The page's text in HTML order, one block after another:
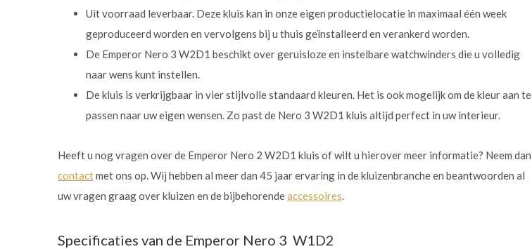
Uit voorraad leverbaar. Deze kluis kan in onze eigen productielocatie in maximaal één week
geproduceerd worden en vervolgens bij u thuis geïnstalleerd en verankerd worden.
De Emperor Nero 3 W2D1 beschikt over geruisloze en instelbare watchwinders die u volledig
naar wens kunt instellen.
De kluis is verkrijgbaar in vier stijlvolle standaard kleuren. Het is ook mogelijk om de kleur aan te
passen naar uw eigen wensen. Zo past de Nero 3 W2D1 kluis altijd perfect in uw interieur.
Heeft u nog vragen over de Emperor Nero 2 W2D1 kluis of wilt u hierover meer informatie? Neem dan
contactmet ons op. Wij hebben al meer dan 45 jaar ervaring in de kluizenbranche en beantwoorden al
uw vragen graag over kluizen en de bijbehorendeaccessoires.
Specificaties van de Emperor Nero 3 W1D2